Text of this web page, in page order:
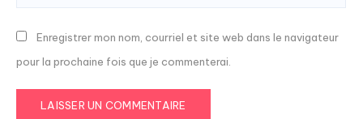
Enregistrer mon nom, courriel et site web dans le navigateur
pour la prochaine fois que je commenterai.